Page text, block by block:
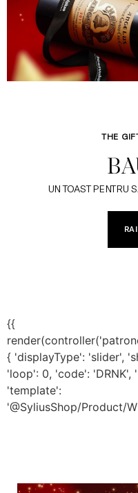
THE
UN TOAST PENTRU
{{
{ 'displayType': 'slider',
'loop': 0, 'code': 'DRNK',
'template':
'@SyliusShop/Product/